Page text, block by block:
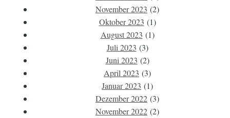
November 2023 (2)
Oktober 2023 (1)
August 2023 (1)
Juli 2023 (3)
Juni 2023 (2)
April 2023 (3)
Januar 2023 (1)
Dezember 2022 (3)
November 2022 (2)